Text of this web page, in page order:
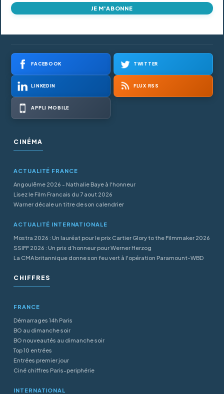
JE M'ABONNE
FACEBOOK TWITTER
LINKEDIN FLUX RSS
APPLI MOBILE
CINÉMA
ACTUALITÉ FRANCE
Angoulême 2026 - Nathalie Baye à l'honneur
Lisez le Film Francais du 7 aout 2026
Warner décale un titre de son calendrier
ACTUALITÉ INTERNATIONALE
Mostra 2026 : Un lauréat pour le prix Cartier Glory to the Filmmaker 2026
SSIFF 2026 : Un prix d’honneur pour Werner Herzog
La CMA britannique donne son feu vert à l'opération Paramount-WBD
CHIFFRES
FRANCE
Démarrages 14h Paris
BO au dimanche soir
BO nouveautés au dimanche soir
Top 10 entrées
Entrées premier jour
Ciné chiffres Paris-periphérie
INTERNATIONAL